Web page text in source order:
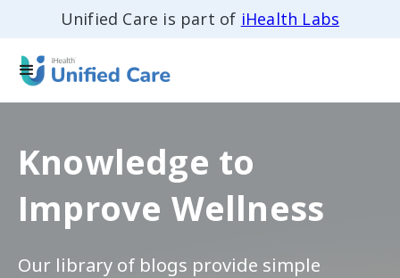
Unified Care is part of iHealth Labs
Knowledge to
Improve Wellness
Our library of blogs provide simple